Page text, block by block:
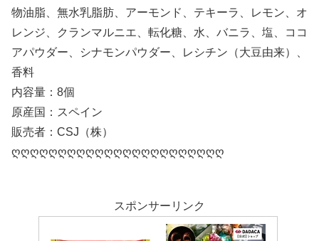
物油脂、無水乳脂肪、アーモンド、テキーラ、レモン、オ
レンジ、クランマルニエ、転化糖、水、バニラ、塩、ココ
アパウダー、シナモンパウダー、レシチン（大豆由来）、
香料
内容量：8個
原産国：スペイン
販売者：CSJ（株）
ღღღღღღღღღღღღღღღღღღღღღღღ
スポンサーリンク